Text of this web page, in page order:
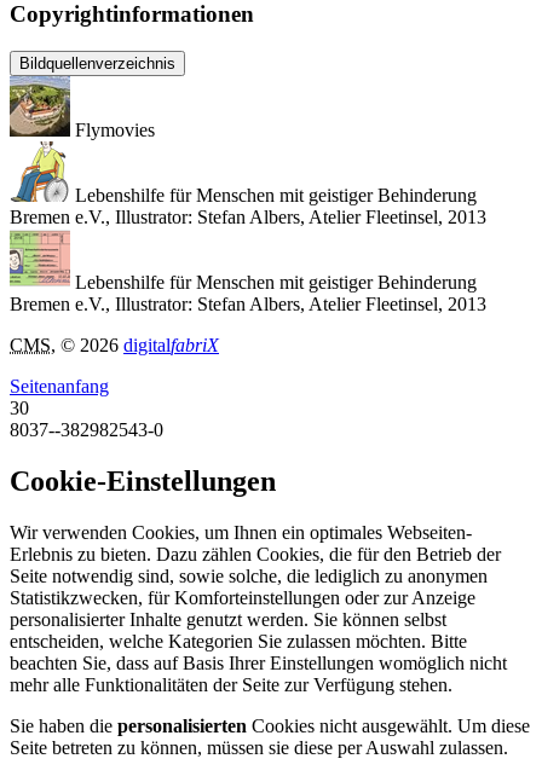
Copyrightinformationen
Bildquellenverzeichnis
Flymovies
Lebenshilfe für Menschen mit geistiger Behinderung
Bremen e.V., Illustrator: Stefan Albers, Atelier Fleetinsel, 2013
Lebenshilfe für Menschen mit geistiger Behinderung
Bremen e.V., Illustrator: Stefan Albers, Atelier Fleetinsel, 2013
CMS, © 2026 digitalfabriX
Seitenanfang
30
8037--382982543-0
Cookie-Einstellungen
Wir verwenden Cookies, um Ihnen ein optimales Webseiten-
Erlebnis zu bieten. Dazu zählen Cookies, die für den Betrieb der
Seite notwendig sind, sowie solche, die lediglich zu anonymen
Statistikzwecken, für Komforteinstellungen oder zur Anzeige
personalisierter Inhalte genutzt werden. Sie können selbst
entscheiden, welche Kategorien Sie zulassen möchten. Bitte
beachten Sie, dass auf Basis Ihrer Einstellungen womöglich nicht
mehr alle Funktionalitäten der Seite zur Verfügung stehen.
Sie haben die personalisierten Cookies nicht ausgewählt. Um diese
Seite betreten zu können, müssen sie diese per Auswahl zulassen.